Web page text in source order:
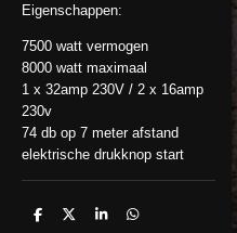
Eigenschappen:
7500 watt vermogen
8000 watt maximaal
1 x 32amp 230V / 2 x 16amp
230v
74 db op 7 meter afstand
elektrische drukknop start
D
D
S
D